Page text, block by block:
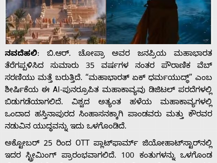
ನವದೆಹಲಿ: ಬಿ.ಆರ್. ಚೋಪ್ರಾ ಅವರ ಜನಪ್ರಿಯ ಮಹಾಭಾರತ
ತೆರೆಗಪ್ಪಳಿಸಿದ ಸುಮಾರು 35 ವರ್ಷಗಳ ನಂತರ ಪೌರಾಣಿಕ ವೆಬ್
ಸರಣಿಯು ಮತ್ತೆ ಬರುತ್ತಿದೆ. “ಮಹಾಭಾರತ್ ಏಕ್ ಧರ್ಮಯುದ್ಧ್” ಎಂಬ
ಶೀರ್ಷಿಕೆಯ ಈ AI-ಪುನರ್ರೂಪಿತ ಮಹಾಕಾವ್ಯವು ಡಿಜಿಟಲ್ ಪರದೆಗಳಲ್ಲಿ
ಬಿಡುಗಡೆಯಾಗಲಿದೆ. ವಿಶ್ವದ ಅತ್ಯಂತ ಹಳೆಯ ಮಹಾಕಾವ್ಯಗಳಲ್ಲಿ
ಒಂದಾದ ಹಸ್ತಿನಾಪುರದ ಸಿಂಹಾಸನಕ್ಕಾಗಿ ಪಾಂಡವರು ಮತ್ತು ಕೌರವರ
ನಡುವಿನ ಯುದ್ಧವನ್ನು ಇದು ಒಳಗೊಂಡಿದೆ.
ಅಕ್ಟೋಬರ್ 25 ರಿಂದ OTT ಪ್ಲಾಟ್‌ಫಾರ್ಮ್ ಜಿಯೋಹಾಟ್‌ಸ್ಟಾರ್‌ನಲ್ಲಿ
ಇದರ ಸ್ಟ್ರೀಮಿಂಗ್ ಪ್ರಾರಂಭವಾಗಲಿದೆ. 100 ಕಂತುಗಳನ್ನು ಒಳಗೊಂಡ